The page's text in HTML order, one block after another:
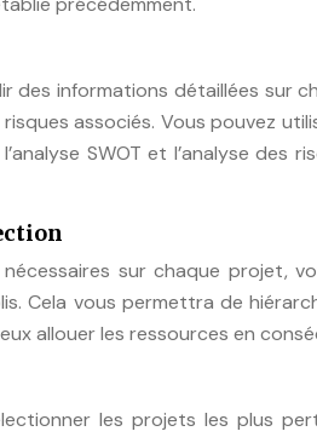
des informations détaillées sur
associés. Vous pouvez
SWOT et l’analyse des
sur chaque projet,
Cela vous permettra de
allouer les ressources en
les projets les plus